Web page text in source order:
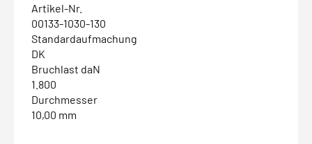
Artikel-Nr.
00133-1030-130
Standardaufmachung
DK
Bruchlast daN
1.800
Durchmesser
10,00 mm